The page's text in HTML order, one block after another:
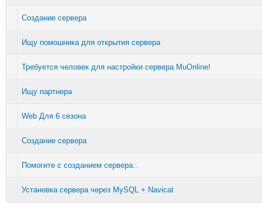
Создание сервера
Ищу помошника для открытия сервера
Требуется человек для настройки сервера MuOnline!
Ищу партнера
Web Для 6 сезона
Создание сервера
Помогите с созданием сервера..
Установка сервера через MySQL + Navicat